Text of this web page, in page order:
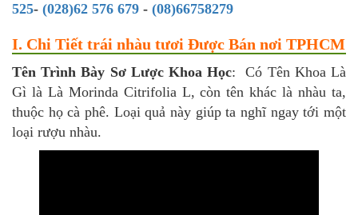
525- (028)62 576 679 - (08)66758279
I. Chi Tiết trái nhàu tươi Được Bán nơi TPHCM
Tên Trình Bày Sơ Lược Khoa Học: Có Tên Khoa Là
Gì là Là Morinda Citrifolia L, còn tên khác là nhàu ta,
thuộc họ cà phê. Loại quả này giúp ta nghĩ ngay tới một
loại rượu nhàu.